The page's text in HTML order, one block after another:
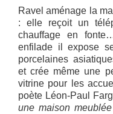
Ravel aménage la
: elle reçoit un
chauffage en
enfilade il expose
porcelaines
et crée même une
vitrine pour les
poète Léon-Paul
une maison